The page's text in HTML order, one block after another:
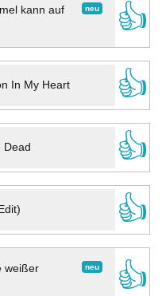
neu
kann auf
👍
In My Heart
👍
Dead
👍
👍
neu
weißer
👍